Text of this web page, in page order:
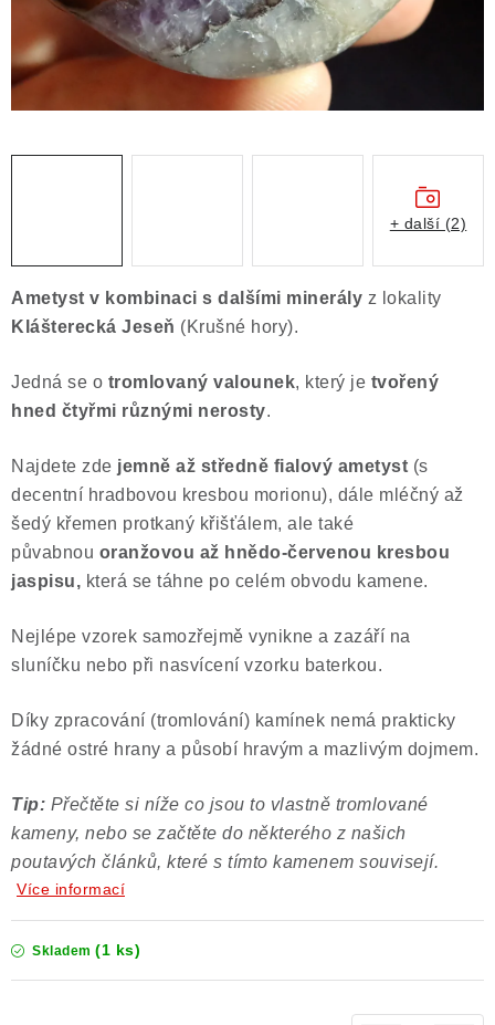
NÁŠ PŘÍBĚH
VIDEOGALERIE
Výkup minerálů a drahých kamenů
Formulář pro odstoupení od smlouvy
Poučení o právu na odstoupení od smlouvy
Ametyst v kombinaci s dalšími minerály z lokality
Klášterecká Jeseň (Krušné hory).
Jedná se o tromlovaný valounek, který je tvořený
hned čtyřmi různými nerosty.
Najdete zde jemně až středně fialový ametyst (s
decentní hradbovou kresbou morionu), dále mléčný až
šedý křemen protkaný křišťálem, ale také
půvabnou oranžovou až hnědo-červenou kresbou
jaspisu, která se táhne po celém obvodu kamene.
Nejlépe vzorek samozřejmě vynikne a zazáří na
sluníčku nebo při nasvícení vzorku baterkou.
Díky zpracování (tromlování) kamínek nemá prakticky
žádné ostré hrany a působí hravým a mazlivým dojmem.
Tip: Přečtěte si níže co jsou to vlastně tromlované
kameny, nebo se začtěte do některého z našich
poutavých článků, které s tímto kamenem souvisejí.
Více informací
Skladem (1 ks)
+ další (2)